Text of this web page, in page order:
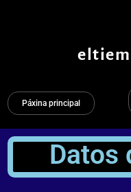
Páxina principal
Datos